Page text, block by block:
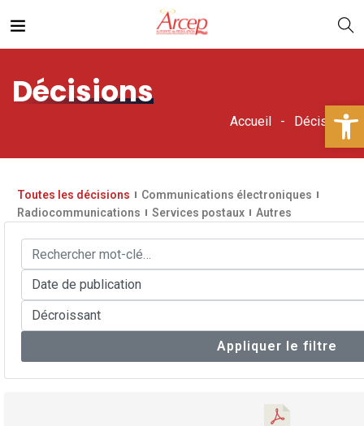
Décisions
Accueil Décisions
Toutes les décisions
Communications électroniques
Radiocommunications
Services postaux Autres
Appliquer le filtre